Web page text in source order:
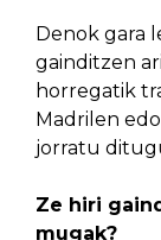
Denok gara
gainditzen
horregatik
Madrilen
jorratu
Ze hiri
mugak?